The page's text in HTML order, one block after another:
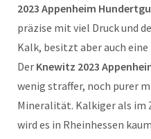
2023 Appenheim
präzise mit viel Druck und
Kalk, besitzt aber auch
Der Knewitz 2023
wenig straffer, noch purer
Mineralität. Kalkiger als im
wird es in Rheinhessen